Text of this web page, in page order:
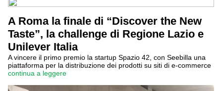
A Roma la finale di “Discover the New
Taste”, la challenge di Regione Lazio e
Unilever Italia
A vincere il primo premio la startup Spazio 42, con Seebilla una
piattaforma per la distribuzione dei prodotti su siti di e-commerce
continua a leggere